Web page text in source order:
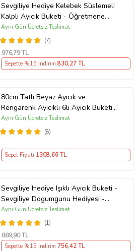
Sevgiliye Hediye Kelebek Süslemeli
Kalpli Ayıcık Buketi - Öğretmene
Hediye - Kadın Öğretmene Hediye
(7)
Aynı Gün Ücretsiz Teslimat
976,79 TL
Sepette %15 İndirim 830,27 TL
80cm Tatlı Beyaz Ayıcık ve
Rengarenk Ayıcıklı 6lı Ayıcık Buketi
Dogum Gunu Hediyesi Sevgiliye
Hediye
(8)
Aynı Gün Ücretsiz Teslimat
Sepet Fiyatı 1308,66 TL
Sevgiliye Hediye Işıklı Ayıcık Buketi -
Sevgiliye Dogumgunu Hediyesi -
Sevgiliye Ozur Hediyesi
(1)
Aynı Gün Ücretsiz Teslimat
889,90 TL
Sepette %15 İndirim 756,42 TL